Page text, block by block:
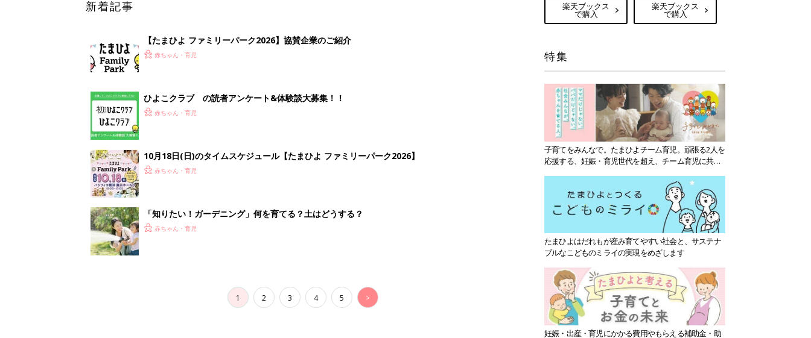
1 2 3 4 5
楽天ブックス
で購入
楽天ブックス
で購入
特集
子育てをみんなで。たまひよチーム育児。頑張る2人を
応援する、妊娠・育児世代を超え、チーム育児に共感
たまひよはだれもが産み育てやすい社会と、サステナ
ブルなこどものミライの実現をめざします
妊娠・出産・育児にかかる費用やもらえる補助金・助